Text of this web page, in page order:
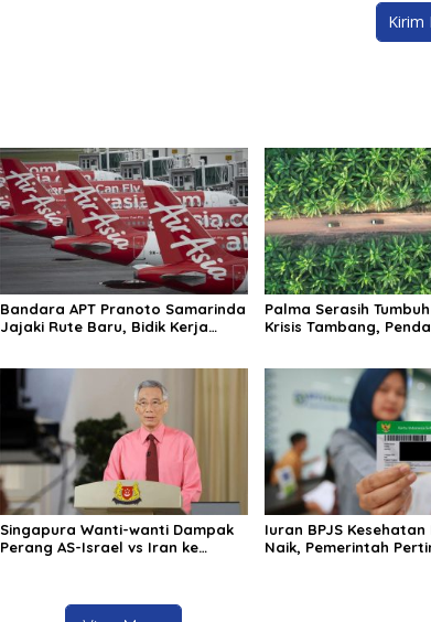
Bandara APT Pranoto Samarinda
Jajaki Rute Baru, Bidik Kerja
Palma Serasih
Krisis Tambang,
Singapura Wanti-wanti Dampak
Perang AS-Israel vs Iran ke
Iuran BPJS
Naik, Pemerintah